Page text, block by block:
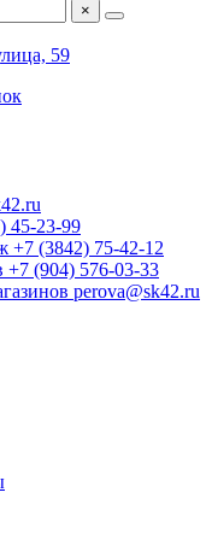
×
59
45-23-99
+7 (3842) 75-42-12
+7 (904) 576-03-33
perova@sk42.ru